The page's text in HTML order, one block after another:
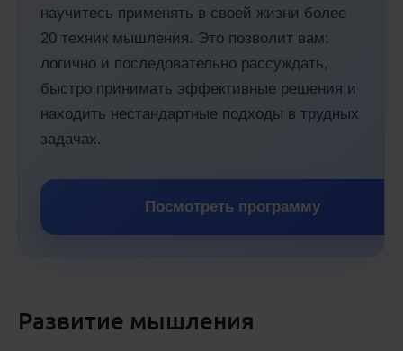
научитесь применять в своей жизни более
20 техник мышления. Это позволит вам:
логично и последовательно рассуждать,
быстро принимать эффективные решения и
находить нестандартные подходы в трудных
задачах.
Посмотреть программу
Развитие мышления